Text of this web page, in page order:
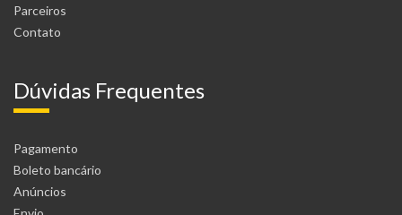
Parceiros
Contato
Dúvidas Frequentes
Pagamento
Boleto bancário
Anúncios